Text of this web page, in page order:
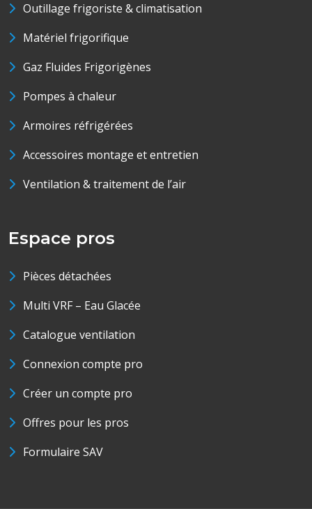
Outillage frigoriste & climatisation
Matériel frigorifique
Gaz Fluides Frigorigènes
Pompes à chaleur
Armoires réfrigérées
Accessoires montage et entretien
Ventilation & traitement de l’air
Espace pros
Pièces détachées
Multi VRF – Eau Glacée
Catalogue ventilation
Connexion compte pro
Créer un compte pro
Offres pour les pros
Formulaire SAV